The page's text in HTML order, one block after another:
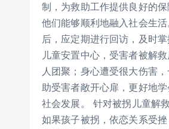
制，为救助工作提供良好的
他们能够顺利地融入社会生
后，应定期进行回访，及时
儿童安置中心，受害者被解
人团聚；身心遭受很大伤害
助受害者敞开心扉，更好地
社会发展。 针对被拐儿童解
如果孩子被拐，依恋关系受